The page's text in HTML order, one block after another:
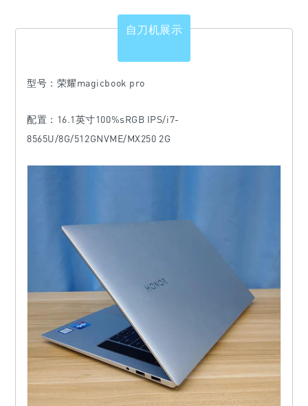
自刀机展示
型号：荣耀magicbook pro
配置： 16.1英寸100%sRGB IPS/i7-
8565U/8G/512GNVME/MX250 2G